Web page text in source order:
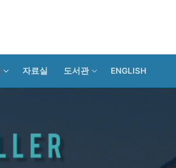
자료실 도서관 ENGLISH